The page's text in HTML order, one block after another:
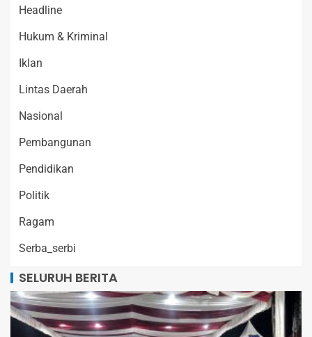
Headline
Hukum & Kriminal
Iklan
Lintas Daerah
Nasional
Pembangunan
Pendidikan
Politik
Ragam
Serba_serbi
SELURUH BERITA